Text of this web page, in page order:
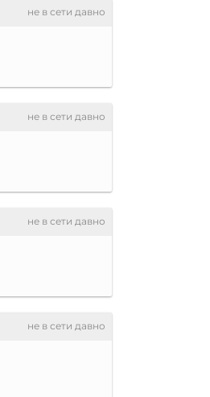
не в сети давно
не в сети давно
не в сети давно
не в сети давно